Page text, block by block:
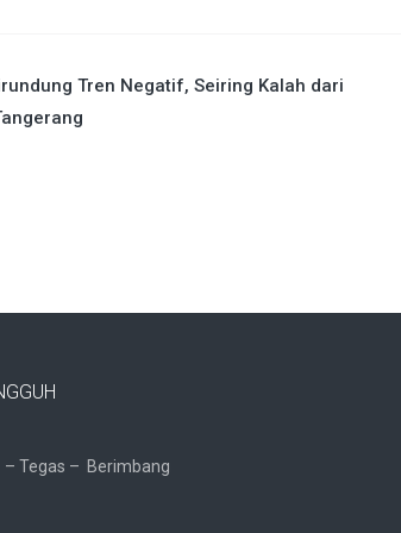
Tren Negatif, Seiring Kalah dari
– Tegas – Berimbang